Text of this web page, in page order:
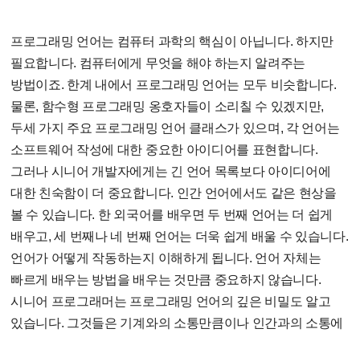
프로그래밍 언어는 컴퓨터 과학의 핵심이 아닙니다. 하지만
필요합니다. 컴퓨터에게 무엇을 해야 하는지 알려주는
방법이죠. 한계 내에서 프로그래밍 언어는 모두 비슷합니다.
물론, 함수형 프로그래밍 옹호자들이 소리칠 수 있겠지만,
두세 가지 주요 프로그래밍 언어 클래스가 있으며, 각 언어는
소프트웨어 작성에 대한 중요한 아이디어를 표현합니다.
그러나 시니어 개발자에게는 긴 언어 목록보다 아이디어에
대한 친숙함이 더 중요합니다. 인간 언어에서도 같은 현상을
볼 수 있습니다. 한 외국어를 배우면 두 번째 언어는 더 쉽게
배우고, 세 번째나 네 번째 언어는 더욱 쉽게 배울 수 있습니다.
언어가 어떻게 작동하는지 이해하게 됩니다. 언어 자체는
빠르게 배우는 방법을 배우는 것만큼 중요하지 않습니다.
시니어 프로그래머는 프로그래밍 언어의 깊은 비밀도 알고
있습니다. 그것들은 기계와의 소통만큼이나 인간과의 소통에